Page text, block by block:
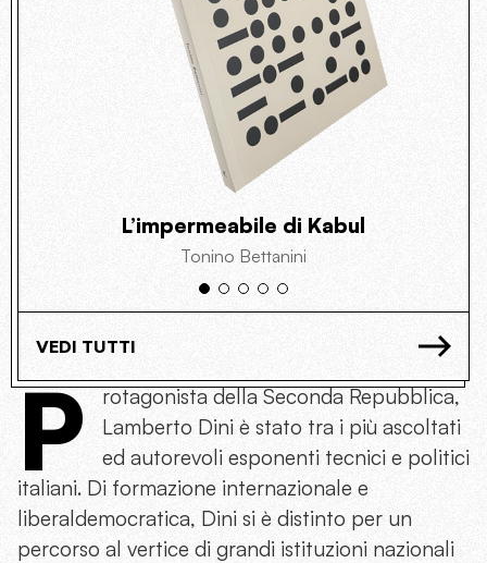
L’impermeabile di Kabul
Tonino Bettanini
VEDI TUTTI
P
rotagonista della Seconda Repubblica,
Lamberto Dini è stato tra i più ascoltati
ed autorevoli esponenti tecnici e politici
italiani. Di formazione internazionale e
liberaldemocratica, Dini si è distinto per un
percorso al vertice di grandi istituzioni nazionali